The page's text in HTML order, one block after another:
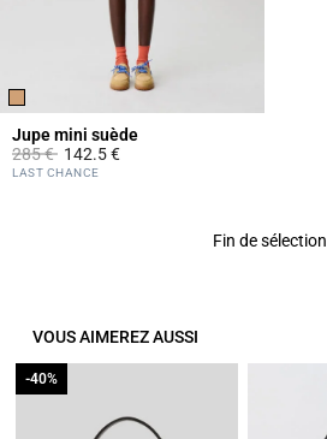
Jupe mini suède
Prix réduit à partir de
285 €à142.5 €
3,6 out of 5 Customer Rating
LAST CHANCE
Fin de sélection
VOUS AIMEREZ AUSSI
-40%
-40%